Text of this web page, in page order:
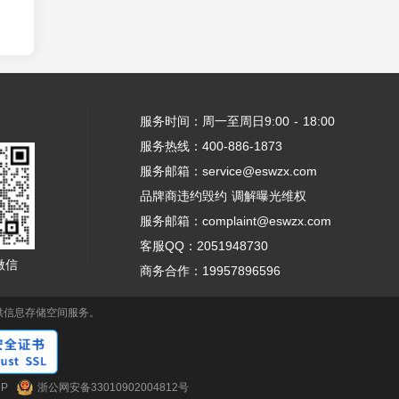
信
服务时间：周一至周日9:00 - 18:00
服务热线：400-886-1873
服务邮箱：service@eswzx.com
品牌商违约毁约 调解曝光维权
服务邮箱：complaint@eswzx.com
客服QQ：2051948730
商务合作：19957896596
息存储空间服务。
浙公网安备33010902004812号